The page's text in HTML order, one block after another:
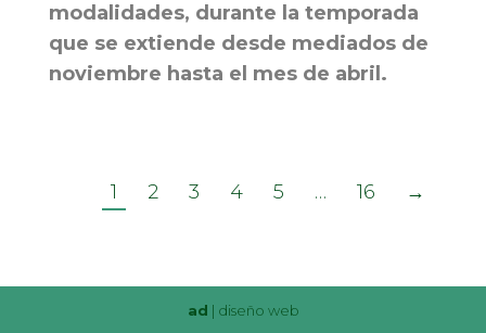
modalidades, durante la temporada
que se extiende desde mediados de
noviembre hasta el mes de abril.
1 2 3 4 5 … 16 →
ad | diseño web